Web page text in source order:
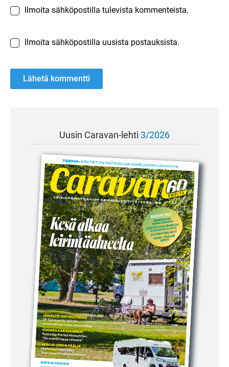
Ilmoita sähköpostilla tulevista kommenteista.
Ilmoita sähköpostilla uusista postauksista.
Uusin Caravan-lehti 3/2026